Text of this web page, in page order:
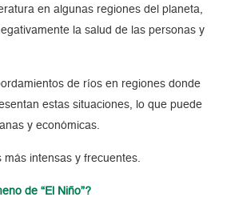
en algunas regiones del planeta,
la salud de las personas y
de ríos en regiones donde
estas situaciones, lo que puede
y económicas.
más intensas y frecuentes.
de “El Niño”?